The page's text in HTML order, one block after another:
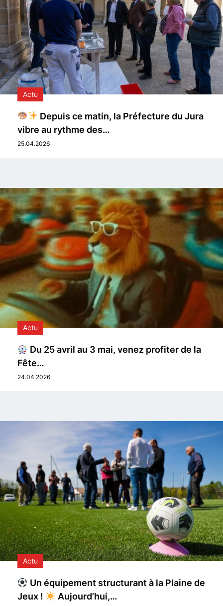
Actu
Depuis ce matin, la Préfecture du Jura
vibre au rythme des…
25.04.2026
Actu
Du 25 avril au 3 mai, venez profiter de la
Fête…
24.04.2026
Actu
Un équipement structurant à la Plaine de
Jeux !
Aujourd’hui,…